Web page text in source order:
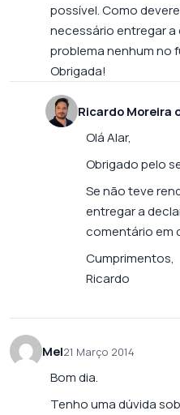
possível. Como
necessário entregar a
problema nenhum no
Obrigada!
Ricardo Moreira
Olá Alar,
Obrigado pelo
Se não teve
entregar a
comentário em
Cumprimentos,
Ricardo
Mel21 Março 2014
Bom dia.
Tenho uma dúvida